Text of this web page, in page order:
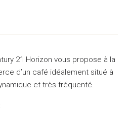
21 Horizon vous propose à la
d’un café idéalement situé à
et très fréquenté.